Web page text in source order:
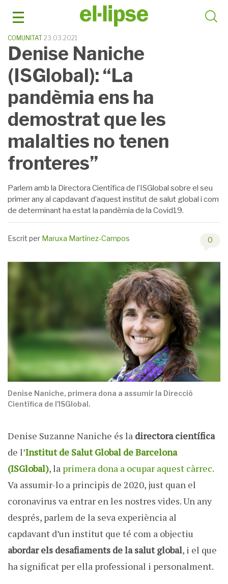
COMUNITAT 23.03.2021
Denise Naniche
(ISGlobal): “La
pandèmia ens ha
demostrat que les
malalties no tenen
fronteres”
Parlem amb la Directora Científica de l’ISGlobal sobre el seu
primer any al capdavant d’aquest institut de salut global i com
de determinant ha estat la pandèmia de la Covid19.
Escrit per Maruxa Martínez-Campos 0
Denise Naniche, primera dona a assumir la Direcció
Científica de l'ISGlobal.
Denise Suzanne Naniche és la directora científica
de l’Institut de Salut Global de Barcelona
(ISGlobal), la primera dona a ocupar aquest càrrec.
Va assumir-lo a principis de 2020, just quan el
coronavirus va entrar en les nostres vides. Un any
després, parlem de la seva experiència al
capdavant d’un institut que té com a objectiu
abordar els desafiaments de la salut global, i el que
ha significat per ella professional i personalment.